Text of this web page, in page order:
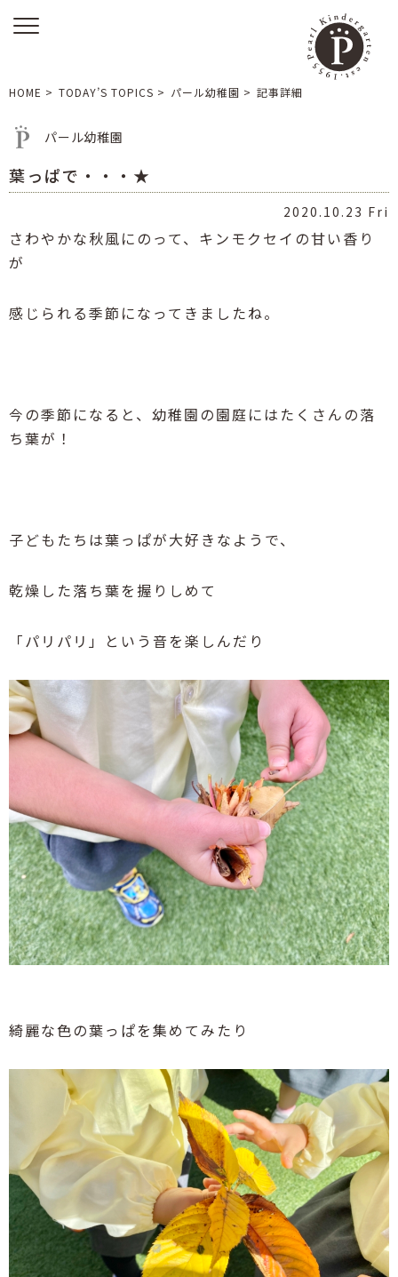
HOME > TODAY’S TOPICS > パール幼稚園 > 記事詳細
パール幼稚園
葉っぱで・・・★
2020.10.23 Fri
さわやかな秋風にのって、キンモクセイの甘い香り
が
感じられる季節になってきましたね。
今の季節になると、幼稚園の園庭にはたくさんの落
ち葉が！
子どもたちは葉っぱが大好きなようで、
乾燥した落ち葉を握りしめて
「パリパリ」という音を楽しんだり
綺麗な色の葉っぱを集めてみたり